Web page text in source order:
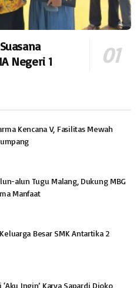
Negeri 1
Kencana V, Fasilitas Mewah
alun Tugu Malang, Dukung MBG
Manfaat
Besar SMK Antartika 2
Ingin’ Karya Sapardi Djoko